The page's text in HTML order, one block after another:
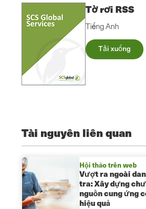
Tờ rơi RSS
Tiếng Anh
Tải xuống
Tài nguyên liên quan
Hội thảo trên web
Vượt ra ngoài
tra: Xây dựng
nguồn cung ứng
hiệu quả